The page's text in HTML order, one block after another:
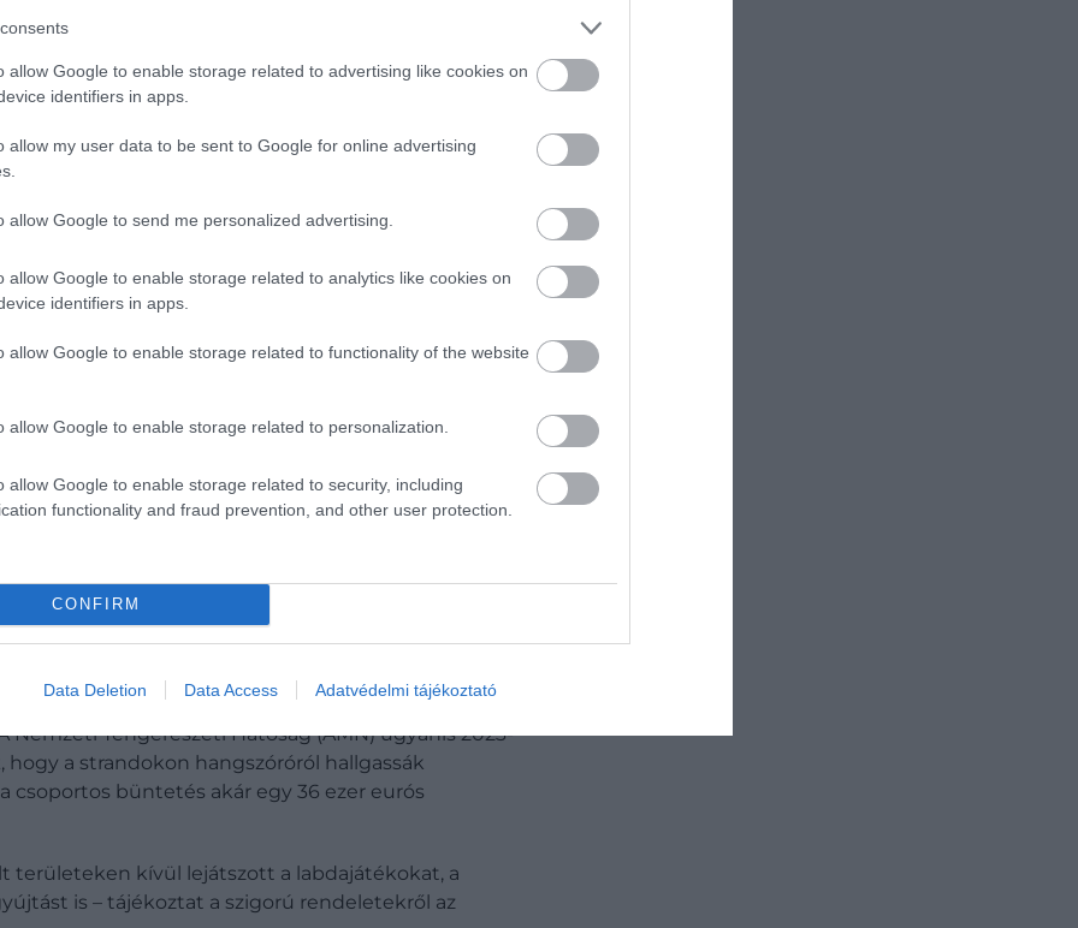
allow Google to enable storage related to advertising like cookies on
identifiers in apps.
allow my user data to be sent to Google for online advertising
allow Google to send me personalized advertising.
allow Google to enable storage related to analytics like cookies on
identifiers in apps.
allow Google to enable storage related to functionality of the website
allow Google to enable storage related to personalization.
allow Google to enable storage related to security, including
functionality and fraud prevention, and other user protection.
CONFIRM
Data Deletion Data Access Adatvédelmi tájékoztató
igyekeztek megoldani, ám a La Pelosa
sütkérezzenek, ugyanis azok – főleg a vizes
ami hosszú távon tönkreteszi a
muszáj a törölközőjük és a homok
rá a homokszemcsék.
ebben az esetben egy 3500 eurós (körülbelül 1,4
ez amúgy is rizikós feladat lenne, hiszen a
egy 500 eurós (közel 200 ezer forintos)
csábítja a távmunkásokat
a hangos zenét hallgató turistákból, a kitartó
Tengerészeti Hatóság (AMN) ugyanis 2023-
a strandokon hangszóróról hallgassák
csoportos büntetés akár egy 36 ezer eurós
területeken kívül lejátszott a labdajátékokat, a
is – tájékoztat a szigorú rendeletekről az